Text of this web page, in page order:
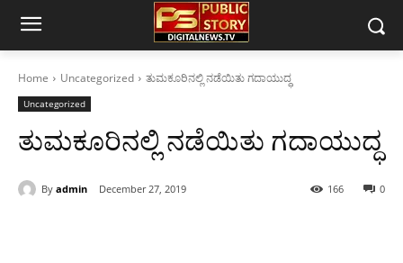
Home Uncategorized ತುಮಕೂರಿನಲ್ಲಿ ನಡೆಯಿತು ಗದಾಯುದ್ಧ
Uncategorized
ತುಮಕೂರಿನಲ್ಲಿ ನಡೆಯಿತು ಗದಾಯುದ್ಧ
By admin December 27, 2019 0
166